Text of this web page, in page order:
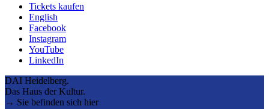
Tickets kaufen
English
Facebook
Instagram
YouTube
LinkedIn
DAI Heidelberg.
Das Haus der Kultur.
→ Sie befinden sich hier